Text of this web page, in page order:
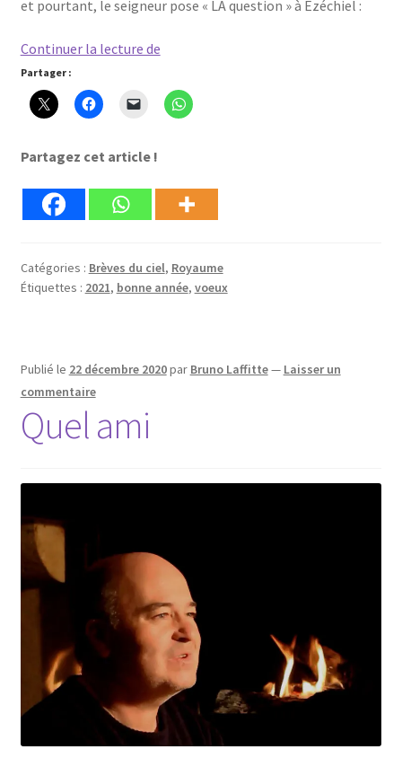
et pourtant, le seigneur pose « LA question » à Ezéchiel :
Continuer la lecture deMes
pour
cette
Partager :
Partagez cet article !
Catégories : Brèves du ciel, Royaume
Étiquettes : 2021, bonne année, voeux
Publié le 22 décembre 2020par Bruno Laffitte— Laisser un
commentaire
Quel ami